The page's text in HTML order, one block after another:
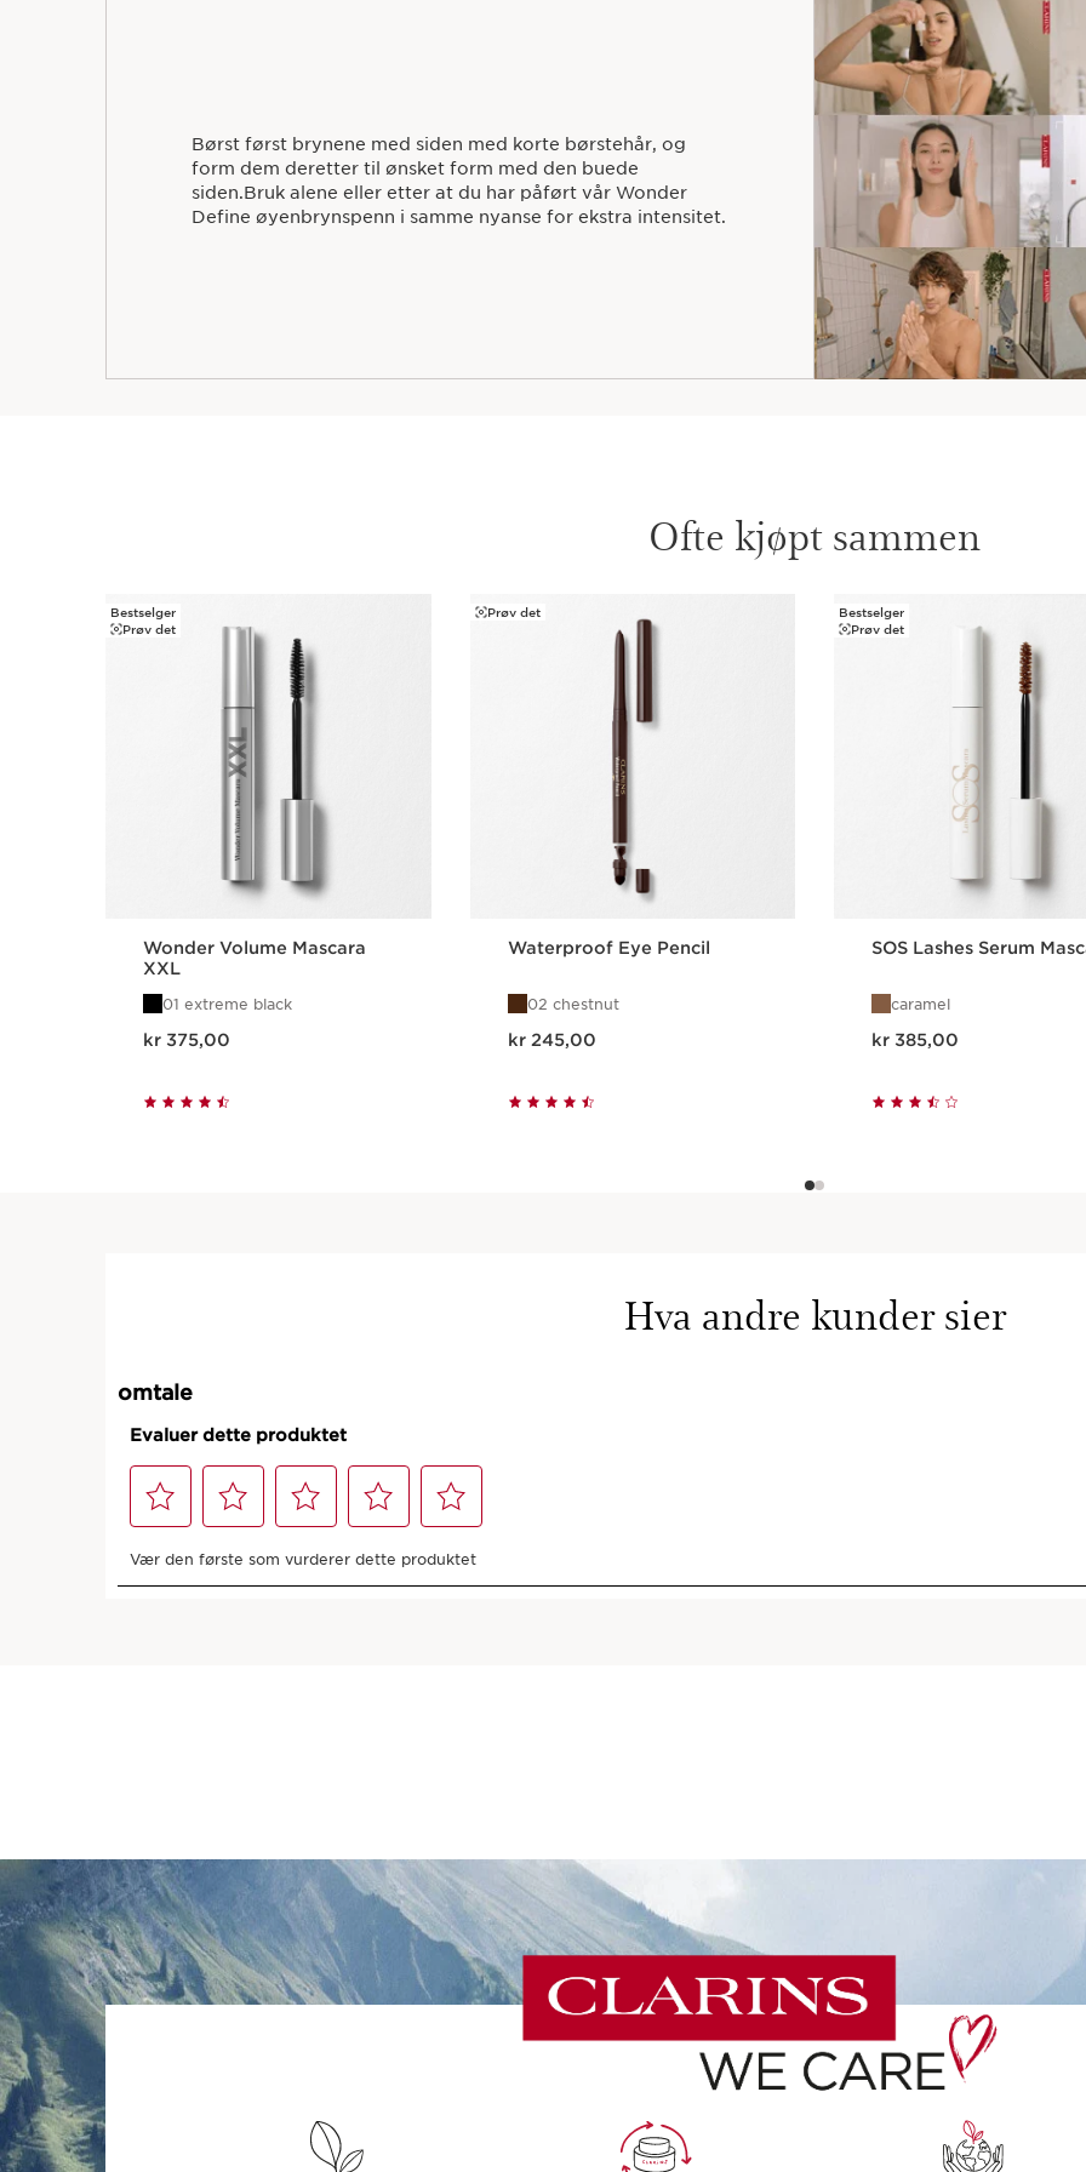
Børst først brynene med siden med korte børstehår, og
form dem deretter til ønsket form med den buede
siden.Bruk alene eller etter at du har påført vår Wonder
Define øyenbrynspenn i samme nyanse for ekstra intensitet.
Ofte kjøpt sammen
HOPP TIL INNHOLD
Bestselger
Prøv det
Wonder Volume Mascara
XXL
01 extreme black
kr 375,00
Hurtigvisning
Prøv det
Waterproof Eye Pencil
02 chestnut
kr 245,00
Hurtigvisning
Bestselger
Prøv det
SOS Lashes Serum
caramel
kr 385,00
Hurtigvisning
Hva andre kunder sier